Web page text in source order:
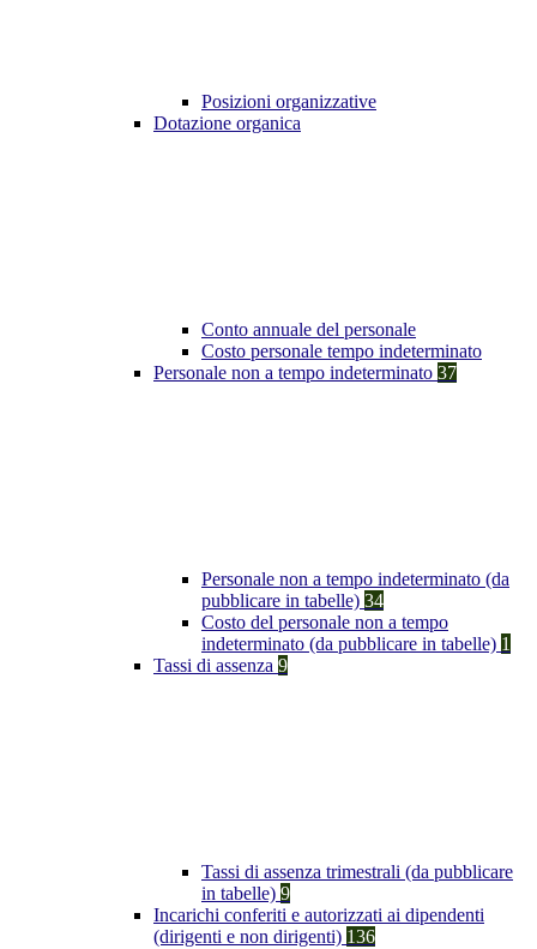
Posizioni organizzative
Dotazione organica
Conto annuale del personale
Costo personale tempo indeterminato
Personale non a tempo indeterminato 37
Personale non a tempo indeterminato (da
pubblicare in tabelle) 34
Costo del personale non a tempo
indeterminato (da pubblicare in tabelle) 1
Tassi di assenza 9
Tassi di assenza trimestrali (da pubblicare
in tabelle) 9
Incarichi conferiti e autorizzati ai dipendenti
(dirigenti e non dirigenti) 136